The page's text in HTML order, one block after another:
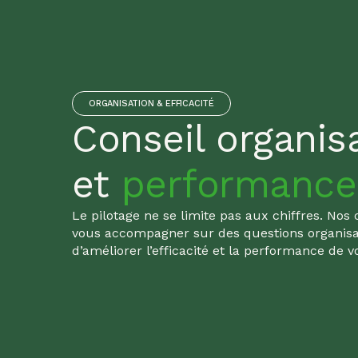
ORGANISATION & EFFICACITÉ
Conseil
et performance
Le pilotage ne se limite pas aux chiffres.
vous accompagner sur des questions
d’améliorer l’efficacité et la performance de